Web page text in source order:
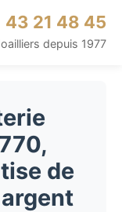
43 21 48 45
depuis 1977
de